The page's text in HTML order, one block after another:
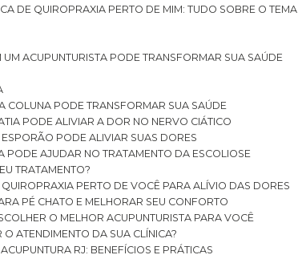
DE QUIROPRAXIA PERTO DE MIM: TUDO SOBRE O TEMA
UM ACUPUNTURISTA PODE TRANSFORMAR SUA SAÚDE
COLUNA PODE TRANSFORMAR SUA SAÚDE
PODE ALIVIAR A DOR NO NERVO CIÁTICO
ESPORÃO PODE ALIVIAR SUAS DORES
PODE AJUDAR NO TRATAMENTO DA ESCOLIOSE
TRATAMENTO?
QUIROPRAXIA PERTO DE VOCÊ PARA ALÍVIO DAS DORES
PÉ CHATO E MELHORAR SEU CONFORTO
O MELHOR ACUPUNTURISTA PARA VOCÊ
O ATENDIMENTO DA SUA CLÍNICA?
ACUPUNTURA RJ: BENEFÍCIOS E PRÁTICAS